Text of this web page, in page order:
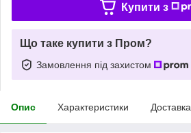
Купити з
Що таке купити з Пром?
Замовлення під захистом
Опис Характеристики Доставка